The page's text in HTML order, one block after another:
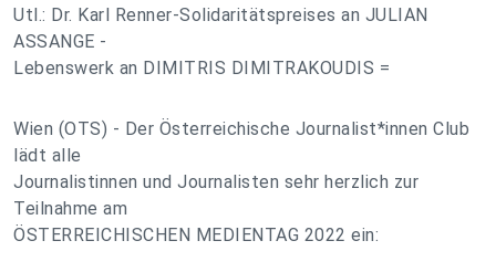
Utl.: Dr. Karl Renner-Solidaritätspreises an JULIAN
ASSANGE -
Lebenswerk an DIMITRIS DIMITRAKOUDIS =
Wien (OTS) - Der Österreichische Journalist*innen Club
lädt alle
Journalistinnen und Journalisten sehr herzlich zur
Teilnahme am
ÖSTERREICHISCHEN MEDIENTAG 2022 ein: